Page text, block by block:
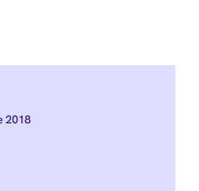
2018